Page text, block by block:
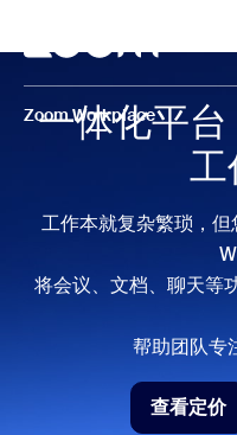
Zoom Workplace
一体化平
工
工作本就复杂繁琐，
将会议、文档、聊天等
帮助团队专
查看定价
查看